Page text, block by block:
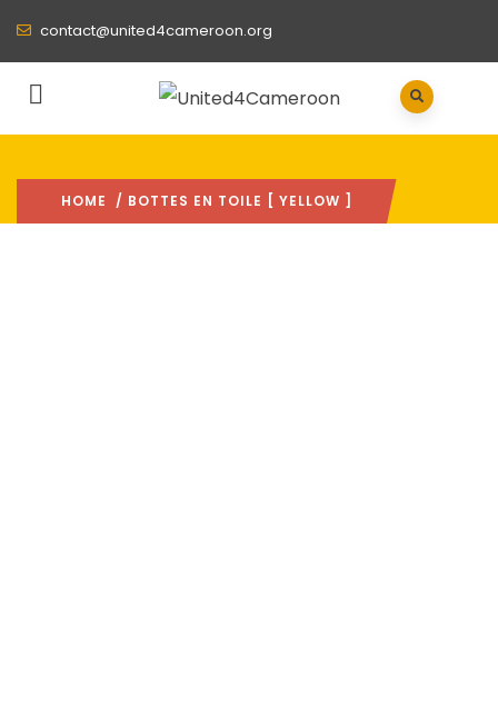
contact@united4cameroon.org
HOME / BOTTES EN TOILE [ YELLOW ]